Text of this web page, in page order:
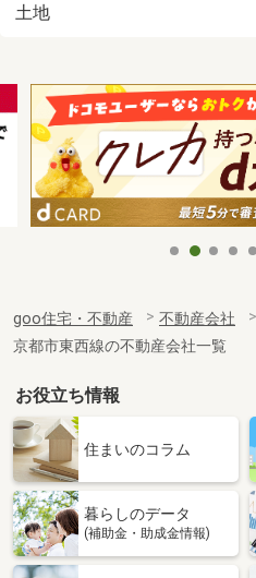
土地
goo住宅・不動産 不動産会社
京都市東西線の不動産会社一覧
お役立ち情報
住まいのコラム
暮らしのデータ
(補助金・助成金情報)